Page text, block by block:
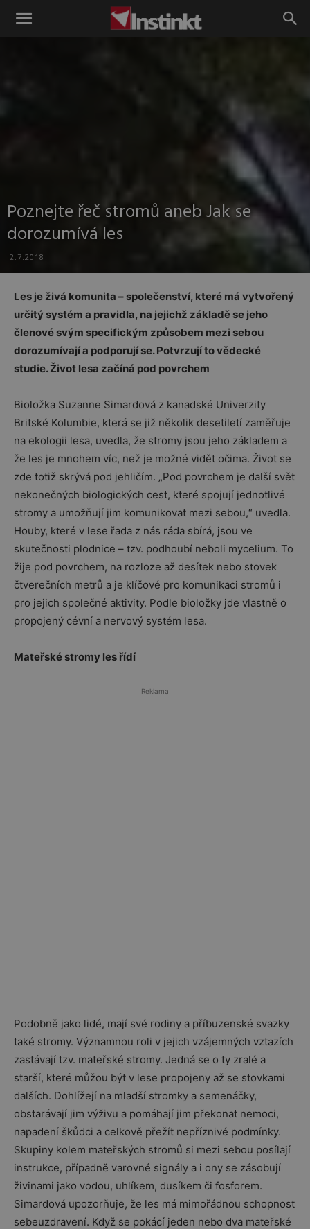
Instinkt
Poznejte řeč stromů aneb Jak se
dorozumívá les
2.7.2018
Les je živá komunita – společenství, které má vytvořený
určitý systém a pravidla, na jejichž základě se jeho
členové svým specifickým způsobem mezi sebou
dorozumívají a podporují se. Potvrzují to vědecké
studie.Život lesa začíná pod povrchem
Bioložka Suzanne Simardová z kanadské Univerzity
Britské Kolumbie, která se již několik desetiletí zaměřuje
na ekologii lesa, uvedla, že stromy jsou jeho základem a
že les je mnohem víc, než je možné vidět očima. Život se
zde totiž skrývá pod jehličím. „Pod povrchem je další svět
nekonečných biologických cest, které spojují jednotlivé
stromy a umožňují jim komunikovat mezi sebou,“ uvedla.
Houby, které v lese řada z nás ráda sbírá, jsou ve
skutečnosti plodnice – tzv. podhoubí neboli mycelium. To
žije pod povrchem, na rozloze až desítek nebo stovek
čtverečních metrů a je klíčové pro komunikaci stromů i
pro jejich společné aktivity. Podle bioložky jde vlastně o
propojený cévní a nervový systém lesa.
Mateřské stromy les řídí
Reklama
Podobně jako lidé, mají své rodiny a příbuzenské svazky
také stromy. Významnou roli v jejich vzájemných vztazích
zastávají tzv. mateřské stromy. Jedná se o ty zralé a
starší, které můžou být v lese propojeny až se stovkami
dalších. Dohlížejí na mladší stromky a semenáčky,
obstarávají jim výživu a pomáhají jim překonat nemoci,
napadení škůdci a celkově přežít nepříznivé podmínky.
Skupiny kolem mateřských stromů si mezi sebou posílají
instrukce, případně varovné signály a i ony se zásobují
živinami jako vodou, uhlíkem, dusíkem či fosforem.
Simardová upozorňuje, že les má mimořádnou schopnost
sebeuzdravení. Když se pokácí jeden nebo dva mateřské